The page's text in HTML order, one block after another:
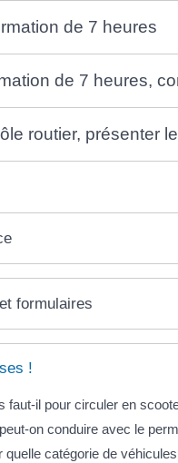
de 7 heures
de 7 heures,
routier, présenter
formulaires
!
faut-il pour circuler en
on conduire avec le
quelle catégorie de